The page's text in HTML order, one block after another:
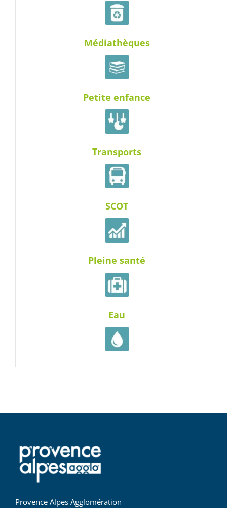
Médiathèques
Petite enfance
Transports
SCOT
Pleine santé
Eau
Provence Alpes Agglomération